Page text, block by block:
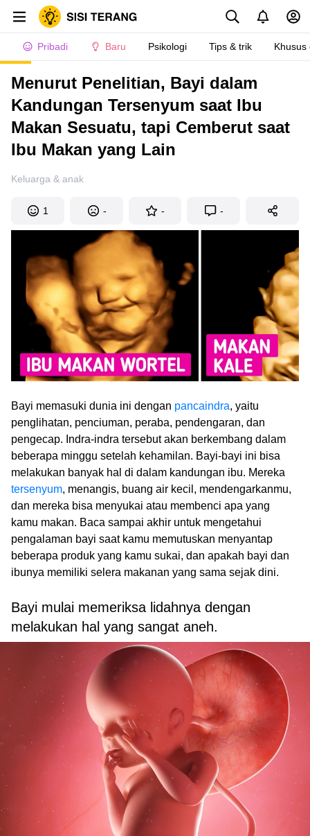
Pribadi Baru Psikologi Tips & trik Khusus
Menurut Penelitian, Bayi dalam
Kandungan Tersenyum saat Ibu
Makan Sesuatu, tapi Cemberut saat
Ibu Makan yang Lain
Keluarga & anak
1 - - -
Bayi memasuki dunia ini dengan pancaindra, yaitu
penglihatan, penciuman, peraba, pendengaran, dan
pengecap. Indra-indra tersebut akan berkembang dalam
beberapa minggu setelah kehamilan. Bayi-bayi ini bisa
melakukan banyak hal di dalam kandungan ibu. Mereka
tersenyum, menangis, buang air kecil, mendengarkanmu,
dan mereka bisa menyukai atau membenci apa yang
kamu makan. Baca sampai akhir untuk mengetahui
pengalaman bayi saat kamu memutuskan menyantap
beberapa produk yang kamu sukai, dan apakah bayi dan
ibunya memiliki selera makanan yang sama sejak dini.
Bayi mulai memeriksa lidahnya dengan
melakukan hal yang sangat aneh.